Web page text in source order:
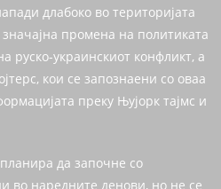
длабоко во територијата
промена на политиката
руско-украинскиот конфликт, а
кои се запознаени со оваа
преку Њујорк тајмс и
да започне со
во наредните денови, но не се